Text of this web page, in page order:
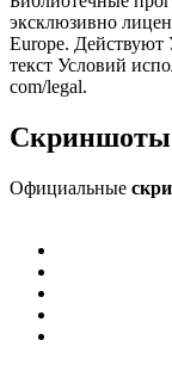
эксклюзивно
Europe. Действуют
текст Условий
com/legal.
Скриншоты
Официальные